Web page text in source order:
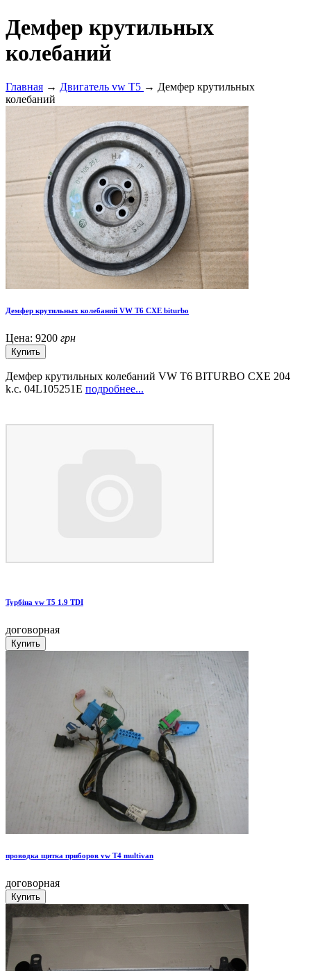
Демфер крутильных
колебаний
Главная → Двигатель vw T5 → Демфер крутильных
колебаний
Демфер крутильных колебаний VW T6 CXE biturbo
Цена: 9200 грн
Демфер крутильных колебаний VW T6 BITURBO CXE 204
k.c. 04L105251E подробнее...
Турбіна vw T5 1.9 TDI
договорная
проводка щитка приборов vw T4 multivan
договорная